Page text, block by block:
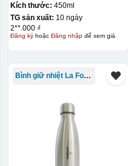
Chén sau khi
Kích thước: 450ml
TG sản xuất: 10 ngày
2**.000 ₫
Đăng kýhoặc Đăng nhậpđể xem giá
Bình giữ nhiệt La Fonte